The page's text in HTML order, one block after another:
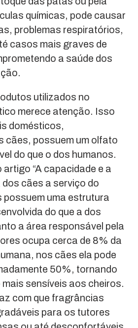
químicas, pode causar
problemas respiratórios,
casos mais graves de
a saúde dos
utilizados no
merece atenção. Isso
domésticos,
cães, possuem um olfato
do que o dos humanos.
artigo “A capacidade e a
cães a serviço do
possuem uma estrutura
do que a dos
a área responsável pela
ocupa cerca de 8% da
nos cães ela pode
50%, tornando
sensíveis aos cheiros.
com que fragrâncias
para os tutores